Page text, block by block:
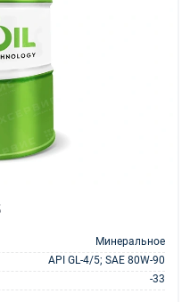
Минеральное
API GL-4/5; SAE 80W-90
-33